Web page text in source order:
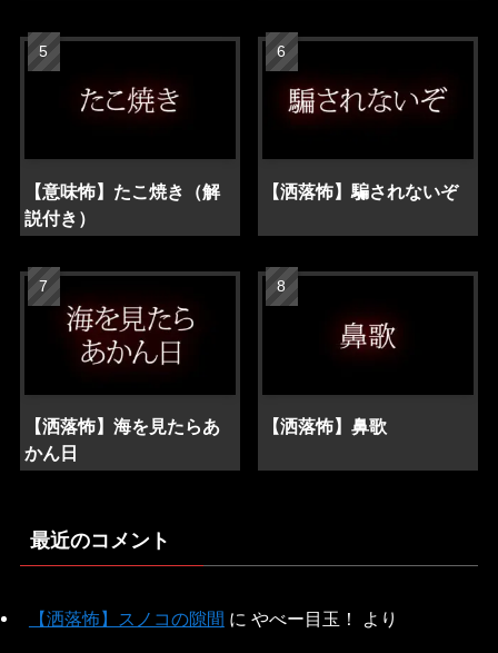
【意味怖】たこ焼き（解
説付き）
【洒落怖】騙されないぞ
【洒落怖】海を見たらあ
かん日
【洒落怖】鼻歌
最近のコメント
【洒落怖】スノコの隙間 に やべー目玉！ より